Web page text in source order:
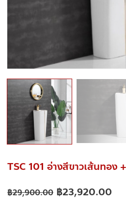
TSC 101 อ่างสีขาวเส้นทอง
฿29,900.00 ฿23,920.00